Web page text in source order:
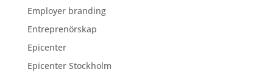
Employer branding
Entreprenörskap
Epicenter
Epicenter Stockholm